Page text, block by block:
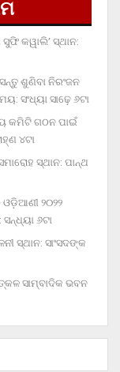
କୱାଲି’ ସ୍ଥାନ:
ଶୁଣିବା ନିରଂଜନ
ସଂଧ୍ୟା ସାଢ଼େ ୬ଟା
କମିଟି ଗଠନ ପାଇଁ
୪ଟା
ସ୍ଥାନ: ପାନ୍ଥ
୨୦୨୨
୬ଟା
ସ୍ଥାନ: ସାଂସଦଙ୍କ
ସାମ୍ବାଦିକ ଭବନ